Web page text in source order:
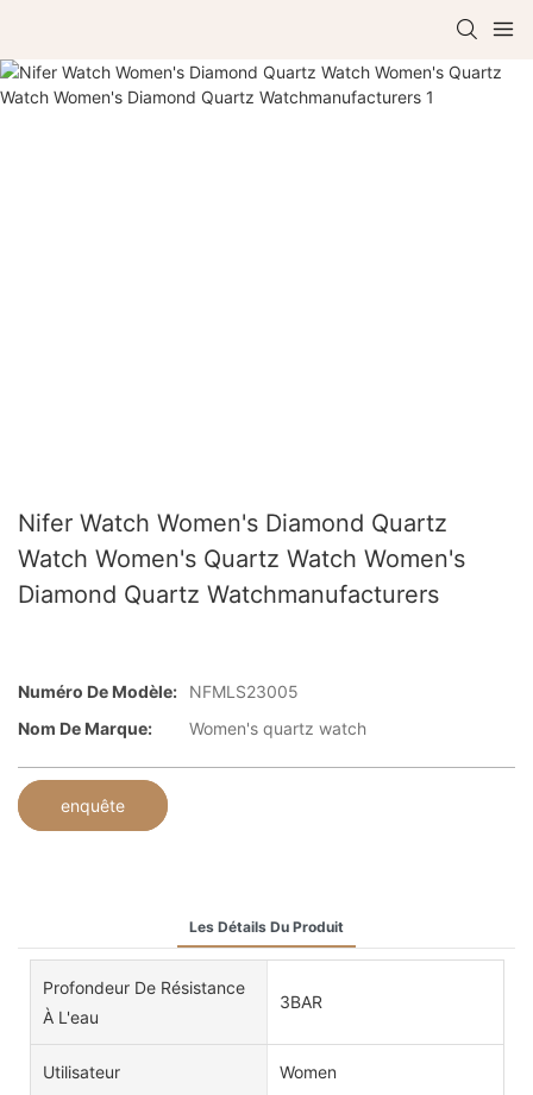
Nifer Watch Women's Diamond Quartz
Watch Women's Quartz Watch Women's
Diamond Quartz Watchmanufacturers
Numéro De Modèle:
NFMLS23005
Nom De Marque:
Women's quartz watch
enquête
Les Détails Du Produit
Profondeur De Résistance
À L'eau
3BAR
Utilisateur Women